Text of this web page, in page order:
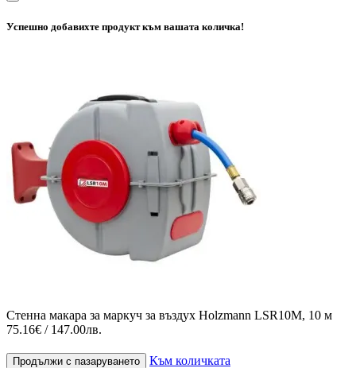
Успешно добавихте продукт към вашата количка!
Стенна макара за маркуч за въздух Holzmann LSR10M, 10 м
75.16€ / 147.00лв.
Продължи с пазаруването Към количката